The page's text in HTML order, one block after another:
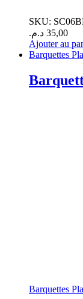
SKU:
35,00 د.م.
Ajouter au
Barquettes
Barquettes